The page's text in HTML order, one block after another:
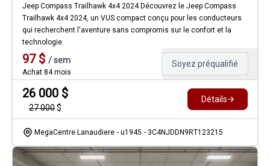
Jeep Compass Trailhawk 4x4 2024 Découvrez le Jeep Compass
Trailhawk 4x4 2024, un VUS compact conçu pour les conducteurs
qui recherchent l'aventure sans compromis sur le confort et la
technologie.
97$ /sem
Achat 84 mois
Soyez préqualifié
26 000 $
27 000$
Détails
MegaCentre Lanaudiere - u1945 - 3C4NJDDN9RT123215